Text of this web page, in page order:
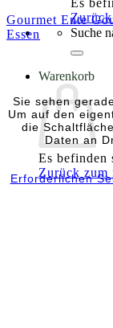
Es
Suche
Warenkorb
Es befinden
Zurück zum
Gourmet Ente
Essen
Sie sehen
Um auf den
die
Daten an
Erforderlichen